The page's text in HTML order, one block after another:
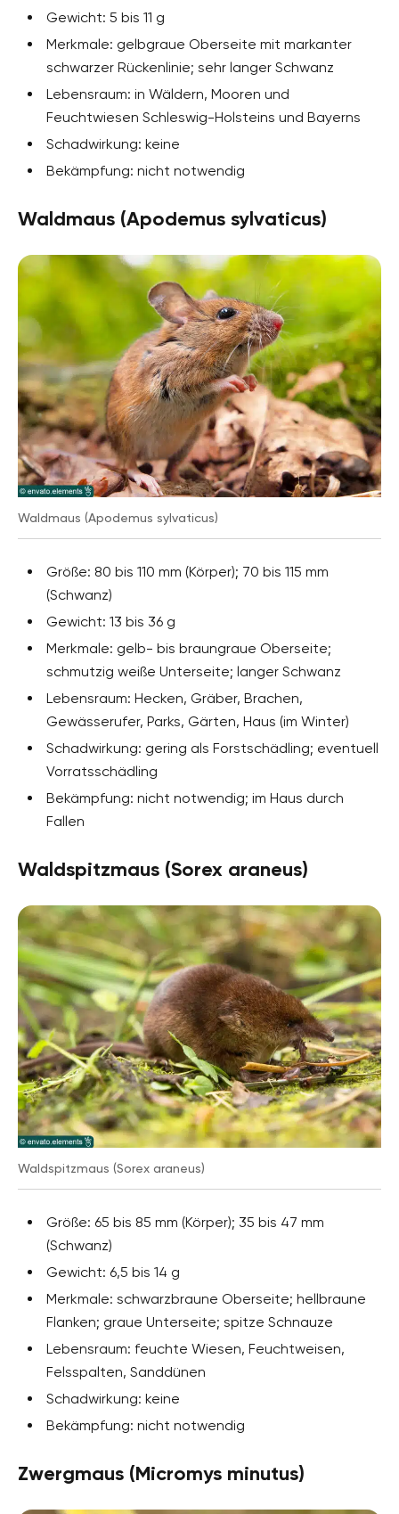
Gewicht: 5 bis 11 g
Merkmale: gelbgraue Oberseite mit markanter
schwarzer Rückenlinie; sehr langer Schwanz
Lebensraum: in Wäldern, Mooren und
Feuchtwiesen Schleswig-Holsteins und Bayerns
Schadwirkung: keine
Bekämpfung: nicht notwendig
Waldmaus (Apodemus sylvaticus)
Waldmaus (Apodemus sylvaticus)
Größe: 80 bis 110 mm (Körper); 70 bis 115 mm
(Schwanz)
Gewicht: 13 bis 36 g
Merkmale: gelb- bis braungraue Oberseite;
schmutzig weiße Unterseite; langer Schwanz
Lebensraum: Hecken, Gräber, Brachen,
Gewässerufer, Parks, Gärten, Haus (im Winter)
Schadwirkung: gering als Forstschädling; eventuell
Vorratsschädling
Bekämpfung: nicht notwendig; im Haus durch
Fallen
Waldspitzmaus (Sorex araneus)
Waldspitzmaus (Sorex araneus)
Größe: 65 bis 85 mm (Körper); 35 bis 47 mm
(Schwanz)
Gewicht: 6,5 bis 14 g
Merkmale: schwarzbraune Oberseite; hellbraune
Flanken; graue Unterseite; spitze Schnauze
Lebensraum: feuchte Wiesen, Feuchtweisen,
Felsspalten, Sanddünen
Schadwirkung: keine
Bekämpfung: nicht notwendig
Zwergmaus (Micromys minutus)